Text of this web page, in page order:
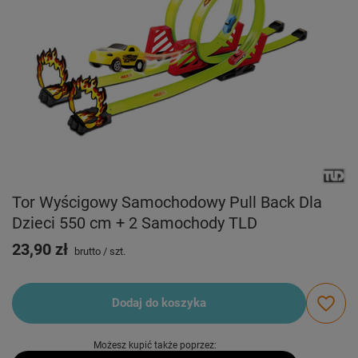
Tor Wyścigowy Samochodowy Pull Back Dla
Dzieci 550 cm + 2 Samochody TLD
23,90 zł
brutto / szt.
Dodaj do koszyka
Możesz kupić także poprzez: